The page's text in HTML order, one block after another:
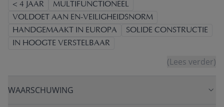
< 4 JAAR
MULTIFUNCTIONEEL
VOLDOET AAN EN-VEILIGHEIDSNORM
HANDGEMAAKT IN EUROPA
SOLIDE CONSTRUCTIE
IN HOOGTE VERSTELBAAR
(Lees verder)
WAARSCHUWING